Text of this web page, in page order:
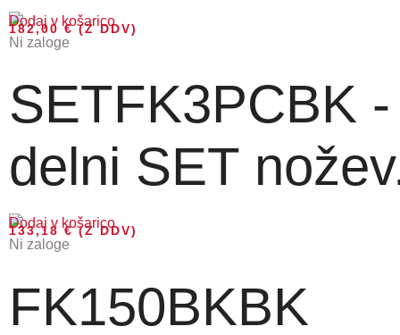
182,00€(Z DDV)
Dodaj v košarico
Ni zaloge
SETFK3PCBK
delni SET
133,18€(Z DDV)
Dodaj v košarico
Ni zaloge
FK150BKBK